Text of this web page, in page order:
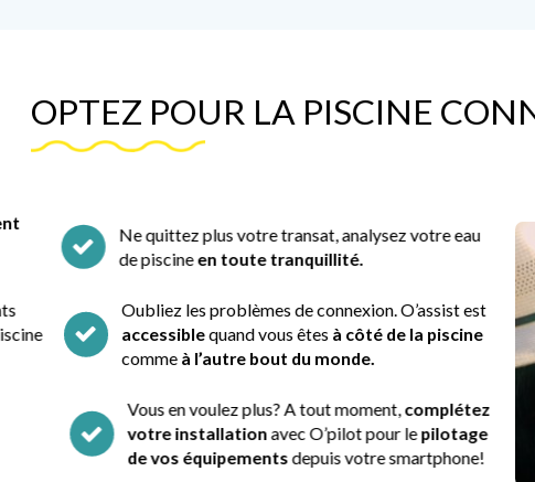
POUR LA PISCINE
Ne quittez plus votre transat, analysez votre eau
de piscineen toute tranquillité.
Oubliez les problèmes de connexion. O’assist est
accessiblequand vous êtes à côté de la piscine
comme à l’autre bout du monde.
Vous en voulez plus? A tout moment,complétez
votre installationavec O’pilot pour lepilotage
de vos équipementsdepuis votre smartphone!